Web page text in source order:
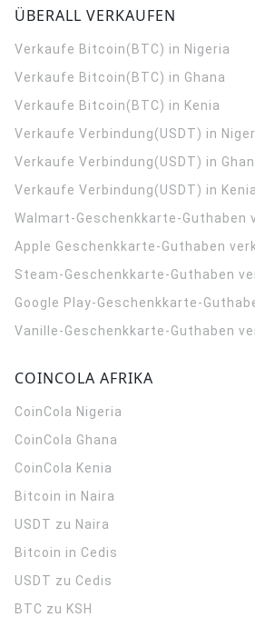
ÜBERALL VERKAUFEN
Verkaufe Bitcoin(BTC) in Nigeria
Verkaufe Bitcoin(BTC) in Ghana
Verkaufe Bitcoin(BTC) in Kenia
Verkaufe Verbindung(USDT) in
Verkaufe Verbindung(USDT) in
Verkaufe Verbindung(USDT) in Kenia
Walmart-Geschenkkarte-Guthaben
Apple Geschenkkarte-Guthaben
Steam-Geschenkkarte-Guthaben
Google Play-Geschenkkarte-
Vanille-Geschenkkarte-Guthaben
COINCOLA AFRIKA
CoinCola Nigeria
CoinCola Ghana
CoinCola Kenia
Bitcoin in Naira
USDT zu Naira
Bitcoin in Cedis
USDT zu Cedis
BTC zu KSH